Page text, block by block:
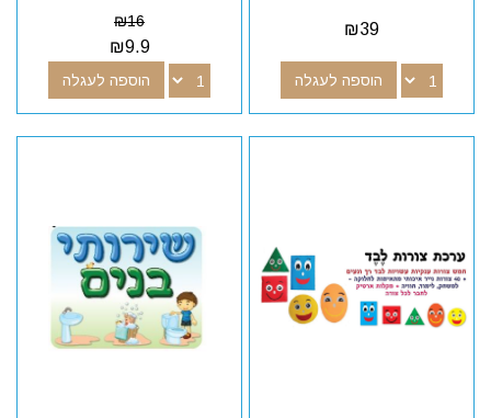
₪39
הוספה לעגלה
₪16
₪9.9
הוספה לעגלה